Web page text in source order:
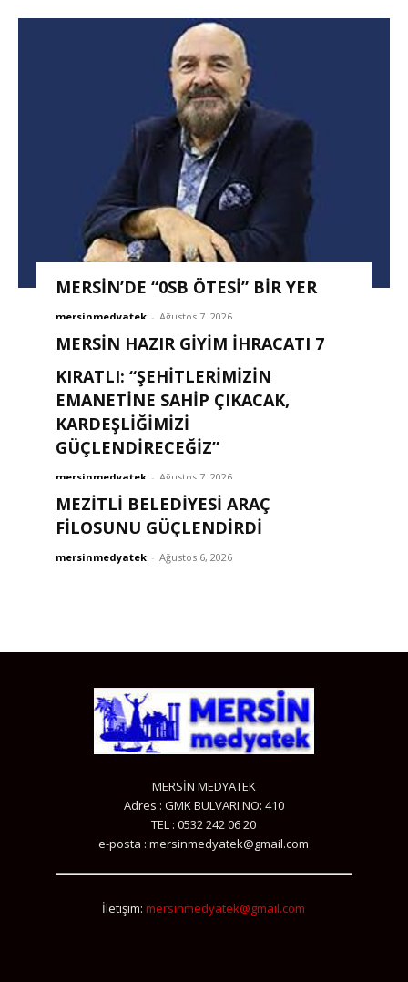
MERSİN’DE “0SB ÖTESİ” BİR YER
mersinmedyatek - Ağustos 7, 2026
MERSİN HAZIR GİYİM İHRACATI 7
AYDA 211 MİLYON DOLARI AŞTI
mersinmedyatek - Ağustos 7, 2026
KIRATLI: “ŞEHITLERIMIZIN
EMANETINE SAHIP ÇIKACAK,
KARDEŞLIĞIMIZI
GÜÇLENDIRECEĞIZ”
mersinmedyatek - Ağustos 7, 2026
MEZİTLİ BELEDİYESİ ARAÇ
FİLOSUNU GÜÇLENDİRDİ
mersinmedyatek - Ağustos 6, 2026
MERSİN MEDYATEK
Adres : GMK BULVARI NO: 410
TEL : 0532 242 06 20
e-posta : mersinmedyatek@gmail.com
İletişim:mersinmedyatek@gmail.com